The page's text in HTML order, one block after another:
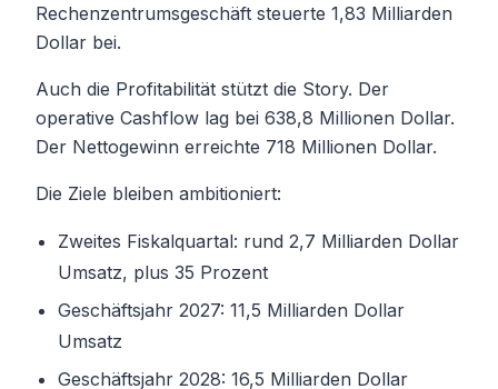
Rechenzentrumsgeschäft steuerte 1,83 Milliarden
Dollar bei.
Auch die Profitabilität stützt die Story. Der
operative Cashflow lag bei 638,8 Millionen Dollar.
Der Nettogewinn erreichte 718 Millionen Dollar.
Die Ziele bleiben ambitioniert:
Zweites Fiskalquartal: rund 2,7 Milliarden Dollar
Umsatz, plus 35 Prozent
Geschäftsjahr 2027: 11,5 Milliarden Dollar
Umsatz
Geschäftsjahr 2028: 16,5 Milliarden Dollar